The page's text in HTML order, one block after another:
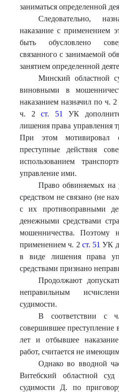
заниматься определенной
Следовательно,
наказание с применением
быть обусловлено
связанного с занимаемой
занятием определенной
Минский областной
виновными в
наказанием назначил по ч. 2
ч. 2 ст. 51
УК
лишения права управления
При этом мотивировал
преступные действия
использованием
управление ими.
Право обвиняемых на
средством не связано (не
с их противоправными
денежными средствами
мошенничества. Поэтому
применением ч. 2 ст. 51 УК
в виде лишения права
средствами признано
Продолжают
неправильным
судимости.
В соответствии
совершившее преступление
лет и отбывшее
работ, считается не
Однако во вводной
Витебский областной
судимости Д. по